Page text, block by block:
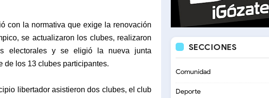
con la normativa que exige la renovación
se actualizaron los clubes, realizaron
electorales y se eligió la nueva junta
de los 13 clubes participantes.
libertador asistieron dos clubes, el club
SECCIONES
Comunidad
Deporte